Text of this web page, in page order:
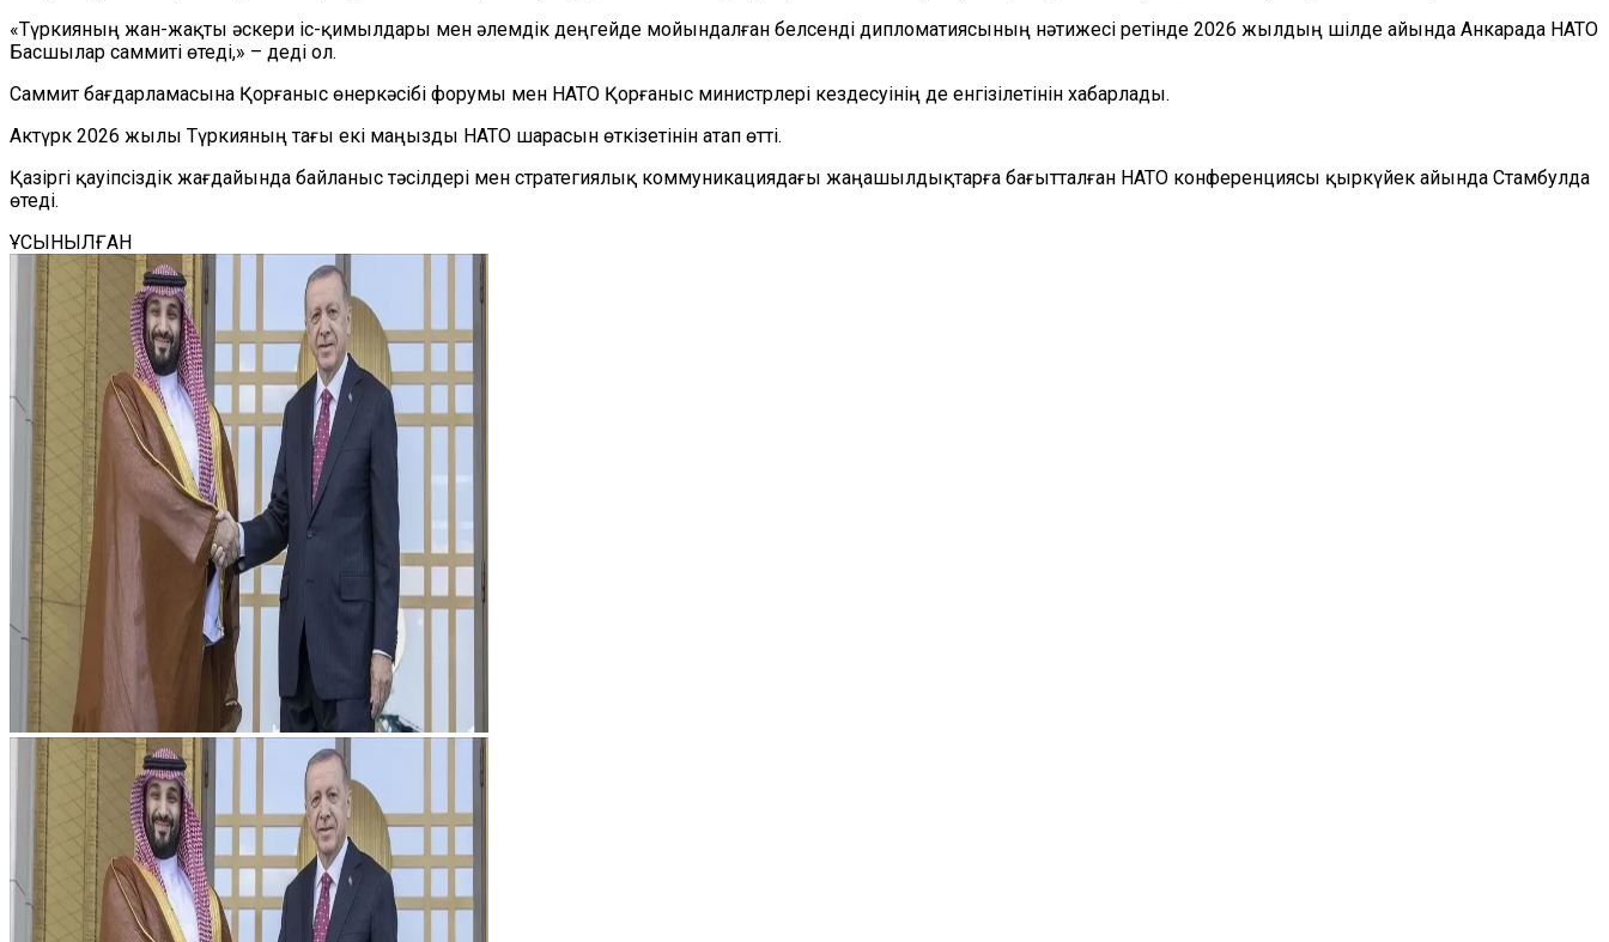
«Түркияның жан-жақты әскери іс-қимылдары мен әлемдік деңгейде мойындалған белсенді дипломатиясының нәтижесі ретінде 2026 жылдың шілде айында Анкарада НАТО
Басшылар саммиті өтеді,» – деді ол.
Саммит бағдарламасына Қорғаныс өнеркәсібі форумы мен НАТО Қорғаныс министрлері кездесуінің де енгізілетінін хабарлады.
Актүрк 2026 жылы Түркияның тағы екі маңызды НАТО шарасын өткізетінін атап өтті.
Қазіргі қауіпсіздік жағдайында байланыс тәсілдері мен стратегиялық коммуникациядағы жаңашылдықтарға бағытталған НАТО конференциясы қыркүйек айында Стамбулда
өтеді.
ҰСЫНЫЛҒАН